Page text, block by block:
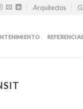
Arquitectos
REFERENCIAS